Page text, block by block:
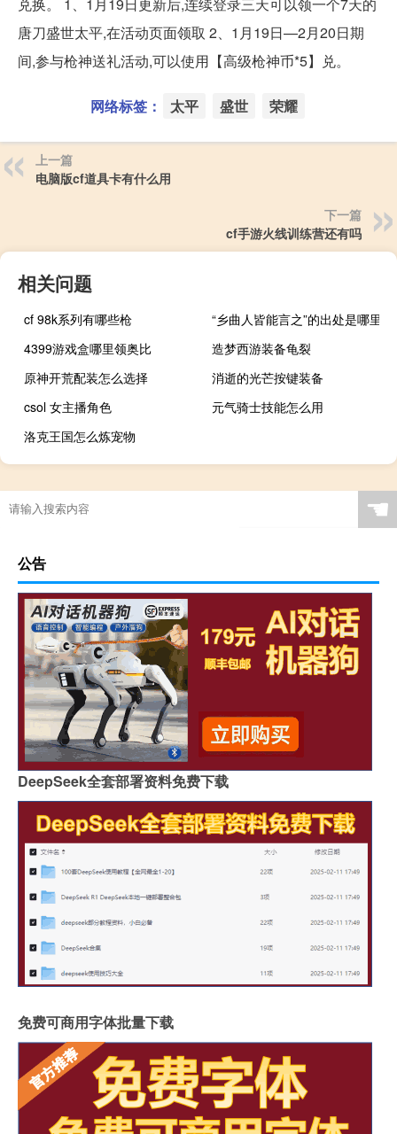
唐刀盛世太平,在活动页面领取 2、1月19日—2月20日期
间,参与枪神送礼活动,可以使用【高级枪神币*5】兑。
网络标签： 太平 盛世 荣耀
上一篇
电脑版cf道具卡有什么用
下一篇
cf手游火线训练营还有吗
相关问题
cf 98k系列有哪些枪
“乡曲人皆能言之”的出处是哪里
4399游戏盒哪里领奥比
造梦西游装备龟裂
原神开荒配装怎么选择
消逝的光芒按键装备
csol 女主播角色
元气骑士技能怎么用
洛克王国怎么炼宠物
☚
公告
DeepSeek全套部署资料免费下载
免费可商用字体批量下载